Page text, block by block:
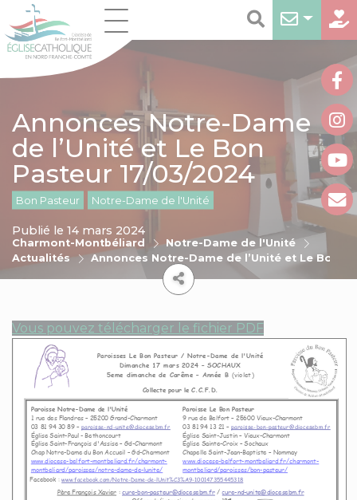
Annonces Notre-Dame
de l’Unité et Le Bon
Pasteur 17/03/2024
Bon Pasteur Notre-Dame de l'Unité
Charmont-Montbéliard
Notre-Dame de l'Unité
Actualités
Annonces Notre-Dame de l’Unité et Le Bon
Publié le 14 mars 2024
Vous pouvez télécharger le fichier PDF